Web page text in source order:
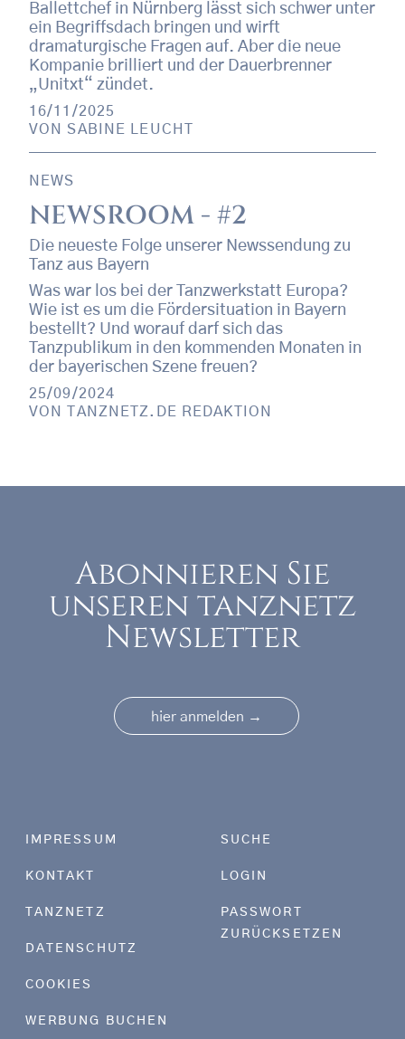
Ballettchef in Nürnberg lässt sich schwer unter
ein Begriffsdach bringen und wirft
dramaturgische Fragen auf. Aber die neue
Kompanie brilliert und der Dauerbrenner
„Unitxt“ zündet.
16/11/2025
VON SABINE LEUCHT
NEWS
NEWSROOM - #2
Die neueste Folge unserer Newssendung zu
Tanz aus Bayern
Was war los bei der Tanzwerkstatt Europa?
Wie ist es um die Fördersituation in Bayern
bestellt? Und worauf darf sich das
Tanzpublikum in den kommenden Monaten in
der bayerischen Szene freuen?
25/09/2024
VON
TANZNETZ.DE REDAKTION
Abonnieren Sie
unseren tanznetz
Newsletter
hier anmelden →
Footer menu
IMPRESSUM
KONTAKT
TANZNETZ
DATENSCHUTZ
COOKIES
WERBUNG BUCHEN
SUCHE
LOGIN
PASSWORT
ZURÜCKSETZEN